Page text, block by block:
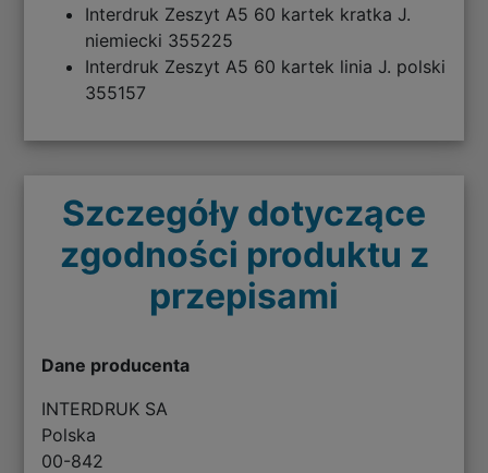
Interdruk Zeszyt A5 60 kartek kratka J.
niemiecki 355225
Interdruk Zeszyt A5 60 kartek linia J. polski
355157
Szczegóły dotyczące
zgodności produktu z
przepisami
Dane producenta
INTERDRUK SA
Polska
00-842